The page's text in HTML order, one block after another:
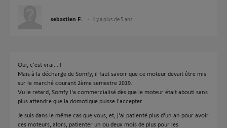
sebastien F. il y a plus de 5 ans
Oui, c'est vrai....!
Mais à la décharge de Somfy, il faut savoir que ce moteur devait être mis
sur le marché courant 2ème semestre 2019.
Vu le retard, Somfy l'a commercialisé dès que le moteur était abouti sans
plus attendre que la domotique puisse l'accepter.
Je suis dans le même cas que vous, et, j'ai patienté plus d'un an pour avoir
ces moteurs, alors, patienter un ou deux mois de plus pour les